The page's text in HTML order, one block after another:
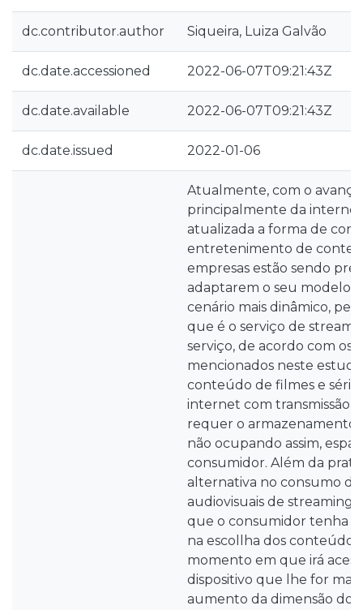
dc.contributor.author Siqueira, Luiza Galvão
dc.date.accessioned 2022-06-07T09:21:43Z
dc.date.available 2022-06-07T09:21:43Z
dc.date.issued 2022-01-06
Atualmente, com o
principalmente da
atualizada a forma de
entretenimento de
empresas estão sendo
adaptarem o seu modelo
cenário mais dinâmico,
que é o serviço de
serviço, de acordo com os
mencionados neste
conteúdo de filmes e
internet com transmissão
requer o armazenamento
não ocupando assim,
consumidor. Além da
alternativa no consumo
audiovisuais de streaming
que o consumidor tenha
na escollha dos
momento em que irá
dispositivo que lhe for mais
aumento da dimensão do